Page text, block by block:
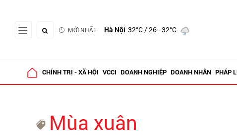
MỚI NHẤT Hà Nội 32°C/ 26 - 32°C
CHÍNH TRỊ - XÃ HỘI VCCI DOANH NGHIỆP DOANH NHÂN PHÁP
Mùa xuân